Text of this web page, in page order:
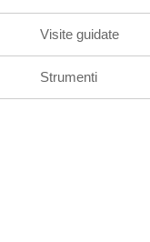
Visite guidate
Strumenti